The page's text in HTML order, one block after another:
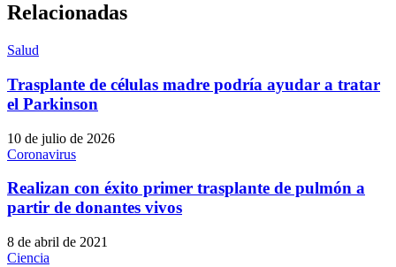
Relacionadas
Salud
Trasplante de células madre podría ayudar a tratar
el Parkinson
10 de julio de 2026
Coronavirus
Realizan con éxito primer trasplante de pulmón a
partir de donantes vivos
8 de abril de 2021
Ciencia